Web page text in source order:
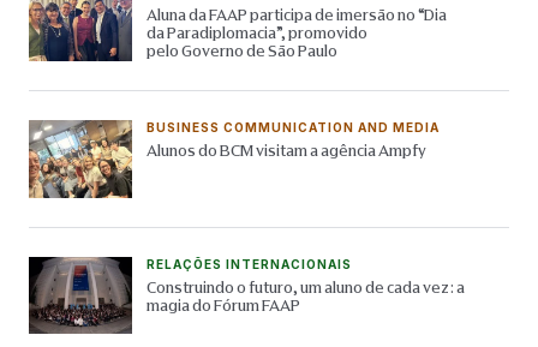
Aluna da FAAP participa de imersão no “Dia
da Paradiplomacia”, promovido
pelo Governo de São Paulo
BUSINESS COMMUNICATION AND MEDIA
Alunos do BCM visitam a agência Ampfy
RELAÇÕES INTERNACIONAIS
Construindo o futuro, um aluno de cada vez: a
magia do Fórum FAAP